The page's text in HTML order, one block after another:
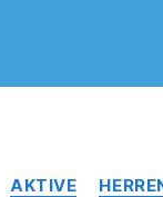
AKTIVE